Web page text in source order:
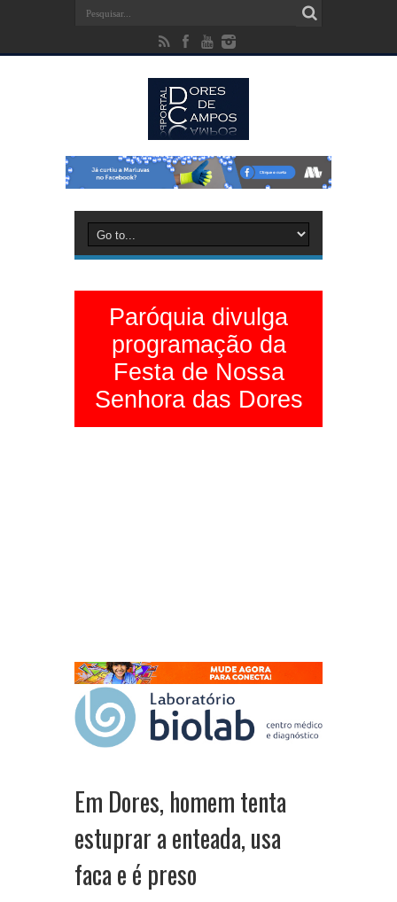
Paróquia divulga
programação da
Festa de Nossa
Senhora das Dores
Em Dores, homem tenta
estuprar a enteada, usa
faca e é preso